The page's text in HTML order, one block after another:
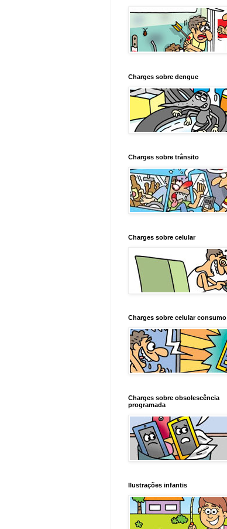
Charges sobre dengue
Charges sobre trânsito
Charges sobre celular
Charges sobre celular consumo
Charges sobre obsolescência
programada
Ilustrações infantis